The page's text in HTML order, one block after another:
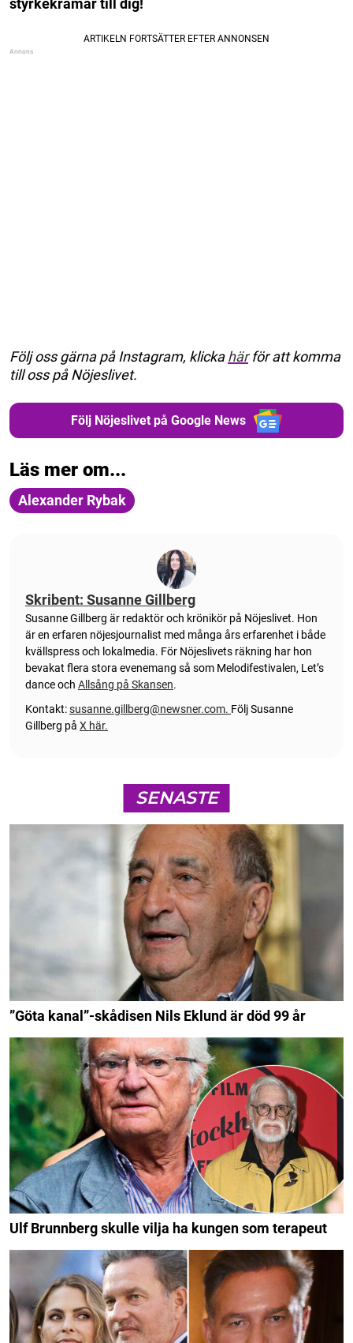
styrkekramar till dig!
Följ oss gärna på Instagram, klickahärför att komma
till oss på Nöjeslivet.
Följ Nöjeslivet på Google News
Läs mer om...
Alexander Rybak
Skribent: Susanne Gillberg
Susanne Gillberg är redaktör och krönikör på Nöjeslivet. Hon
är en erfaren nöjesjournalist med många års erfarenhet i både
kvällspress och lokalmedia. För Nöjeslivets räkning har hon
bevakat flera stora evenemang så som Melodifestivalen, Let’s
dance och Allsång på Skansen.
Kontakt:susanne.gillberg@newsner.com. Följ Susanne
Gillberg på X här.
SENASTE
”Göta kanal”-skådisen Nils Eklund är död 99 år
Ulf Brunnberg skulle vilja ha kungen som terapeut